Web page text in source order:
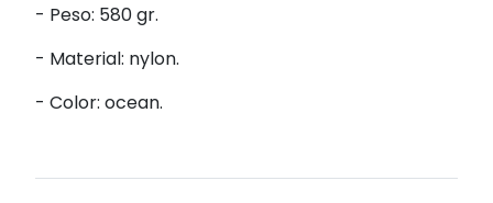
- Peso: 580 gr.
- Material: nylon.
- Color: ocean.